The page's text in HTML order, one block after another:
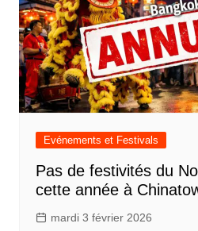
Evénements et Festivals
Pas de festivités du
cette année à
mardi 3 février 2026